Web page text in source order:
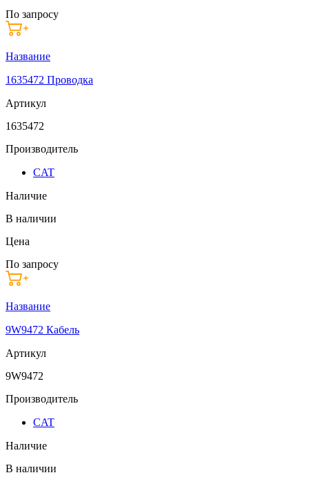
По запросу
Название
1635472 Проводка
Артикул
1635472
Производитель
CAT
Наличие
В наличии
Цена
По запросу
Название
9W9472 Кабель
Артикул
9W9472
Производитель
CAT
Наличие
В наличии